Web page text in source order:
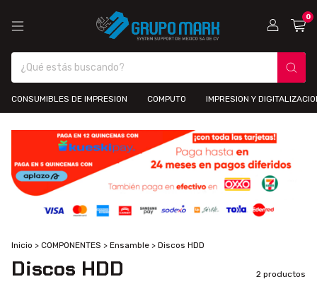
0
CONSUMIBLES DE IMPRESION COMPUTO IMPRESION Y
Inicio > COMPONENTES > Ensamble > Discos HDD
Discos HDD
2 productos